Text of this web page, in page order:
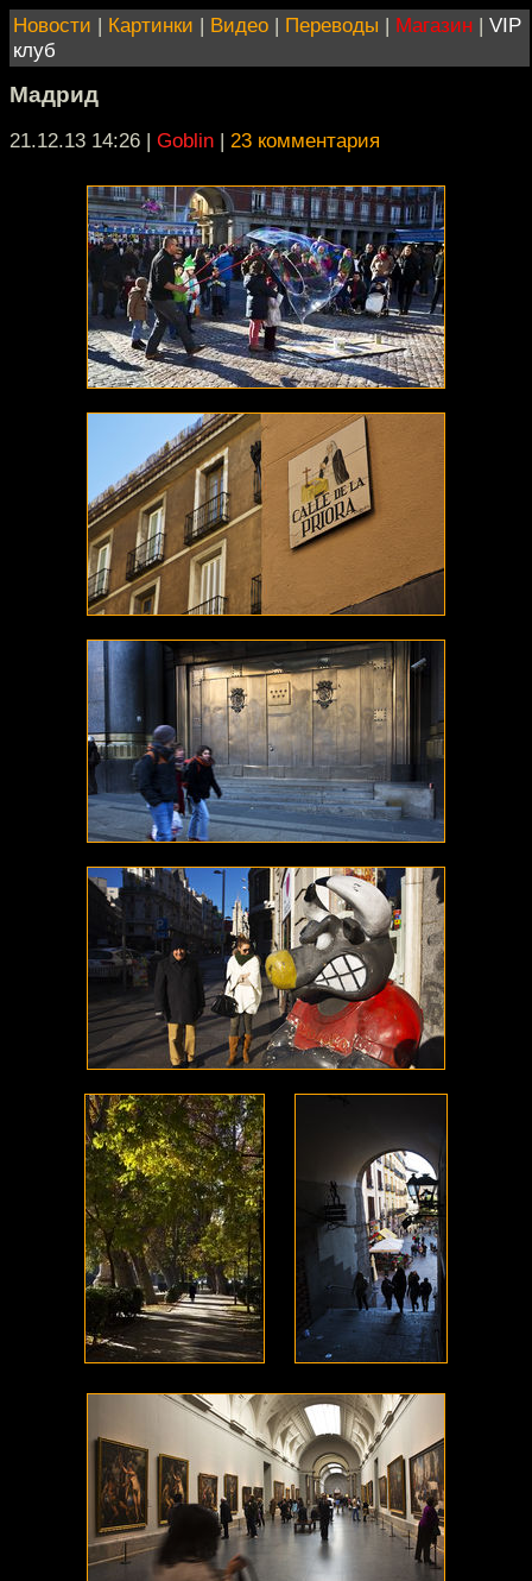
Новости | Картинки | Видео | Переводы | Магазин | VIP
клуб
Мадрид
21.12.13 14:26 | Goblin | 23 комментария